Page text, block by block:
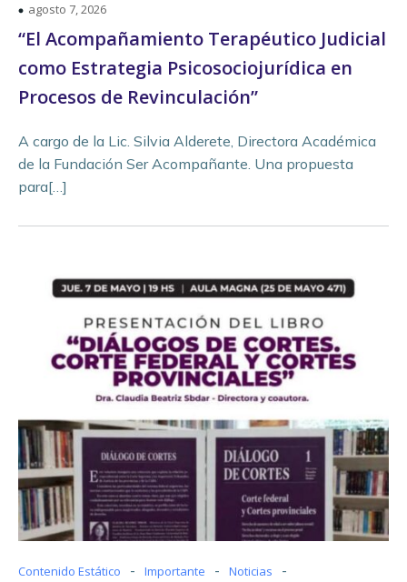
agosto 7, 2026
“El Acompañamiento Terapéutico Judicial
como Estrategia Psicosociojurídica en
Procesos de Revinculación”
A cargo de la Lic. Silvia Alderete, Directora Académica
de la Fundación Ser Acompañante. Una propuesta
para[…]
Contenido Estático - Importante - Noticias -